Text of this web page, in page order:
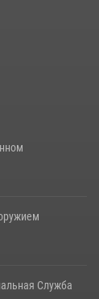
Подмосковье
Служба